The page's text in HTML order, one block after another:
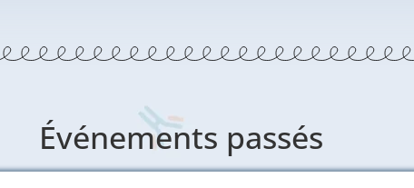
Événements passés